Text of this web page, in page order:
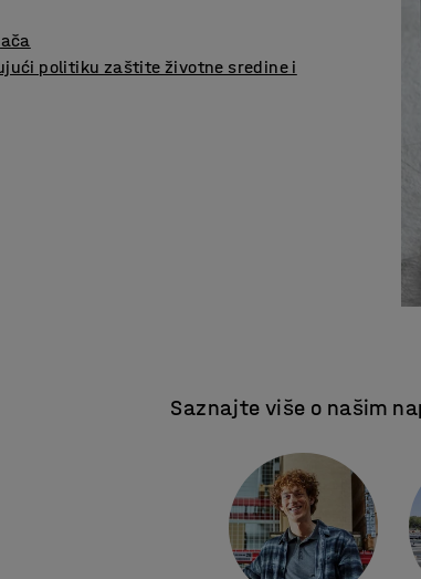
politiku zaštite životne sredine i
Saznajte više o našim